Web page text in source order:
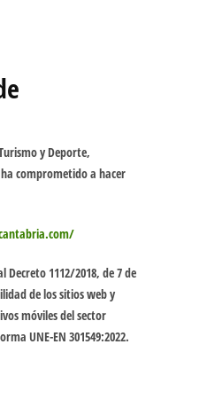
y Deporte,
ha comprometido a hacer
Decreto 1112/2018, de 7 de
de los sitios web y
móviles del sector
UNE-EN 301549:2022.